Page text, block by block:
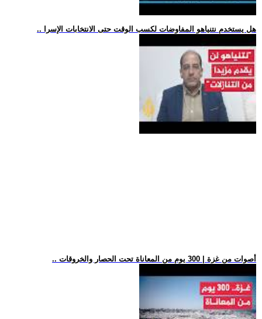
.. هل يستخدم نتنياهو المفاوضات لكسب الوقت حتى الانتخابات الإسرا
.. أصوات من غزة | 300 يوم من المعاناة تحت الحصار والخروقات